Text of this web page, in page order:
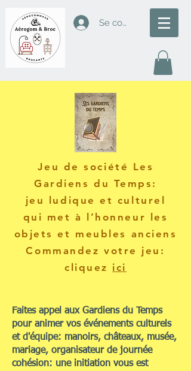
Se connecter
Jeu de société Les
Gardiens du Temps :
jeu ludique et culturel
qui met à l’honneur les
objets et meubles anciens
Commandez votre jeu:
cliquez ici
Faites appel aux Gardiens du Temps
pour animer vos événements culturels
et d'équipe: manoirs, châteaux, musée,
mariage, organisateur de journée
cohésion: une initiation vous est